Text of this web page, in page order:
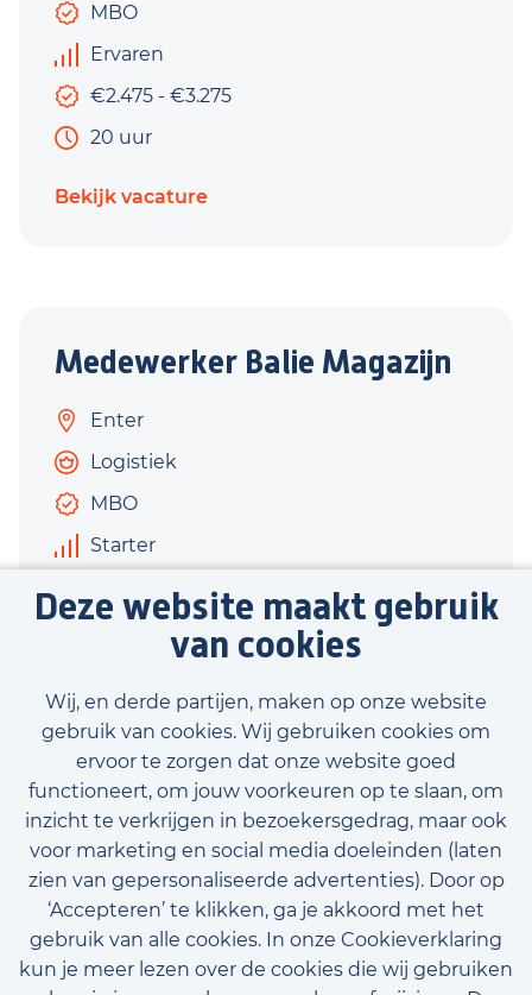
Deze website maakt gebruik
van cookies
Wij, en derde partijen, maken op onze website
gebruik van cookies. Wij gebruiken cookies om
ervoor te zorgen dat onze website goed
functioneert, om jouw voorkeuren op te slaan, om
inzicht te verkrijgen in bezoekersgedrag, maar ook
voor marketing en social media doeleinden (laten
zien van gepersonaliseerde advertenties). Door op
‘Accepteren’ te klikken, ga je akkoord met het
gebruik van alle cookies. In onze Cookieverklaring
kun je meer lezen over de cookies die wij gebruiken
MBO
Ervaren
€2.475 - €3.275
20 uur
Bekijk vacature
Medewerker Balie Magazijn
Enter
Logistiek
MBO
Starter
€3.000 - €4.000
Bekijk vacature
Bekijk onze beschikbare vacatures